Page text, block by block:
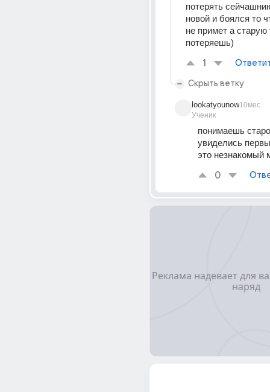
потерять
новой и боялся то
не примет а старую
потеряешь)
1
Скрыть ветку
lookatyounow
Ученик
10мес
понимаешь
увиделись
это незнакомый
0